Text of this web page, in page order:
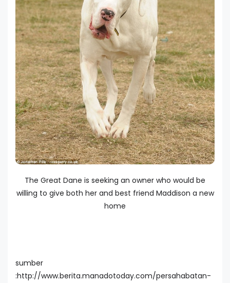
The Great Dane is seeking an owner who would be
willing to give both her and best friend Maddison a new
home
sumber
:http://www.berita.manadotoday.com/persahabatan-